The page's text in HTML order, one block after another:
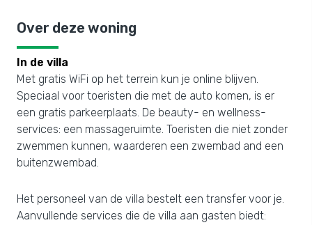
Over deze woning
In de villa
Met gratis WiFi op het terrein kun je online blijven.
Speciaal voor toeristen die met de auto komen, is er
een gratis parkeerplaats. De beauty- en wellness-
services: een massageruimte. Toeristen die niet zonder
zwemmen kunnen, waarderen een zwembad and een
buitenzwembad.
Het personeel van de villa bestelt een transfer voor je.
Aanvullende services die de villa aan gasten biedt: